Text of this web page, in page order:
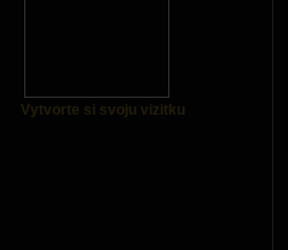
Vytvorte si svoju vizitku